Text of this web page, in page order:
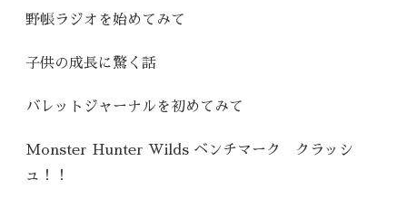
野帳ラジオを始めてみて
子供の成長に驚く話
バレットジャーナルを初めてみて
Monster Hunter Wilds ベンチマーク クラッシ
ュ！！